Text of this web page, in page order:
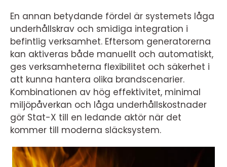
En annan betydande fördel är systemets låga
underhållskrav och smidiga integration i
befintlig verksamhet. Eftersom generatorerna
kan aktiveras både manuellt och automatiskt,
ges verksamheterna flexibilitet och säkerhet i
att kunna hantera olika brandscenarier.
Kombinationen av hög effektivitet, minimal
miljöpåverkan och låga underhållskostnader
gör Stat-X till en ledande aktör när det
kommer till moderna släcksystem.